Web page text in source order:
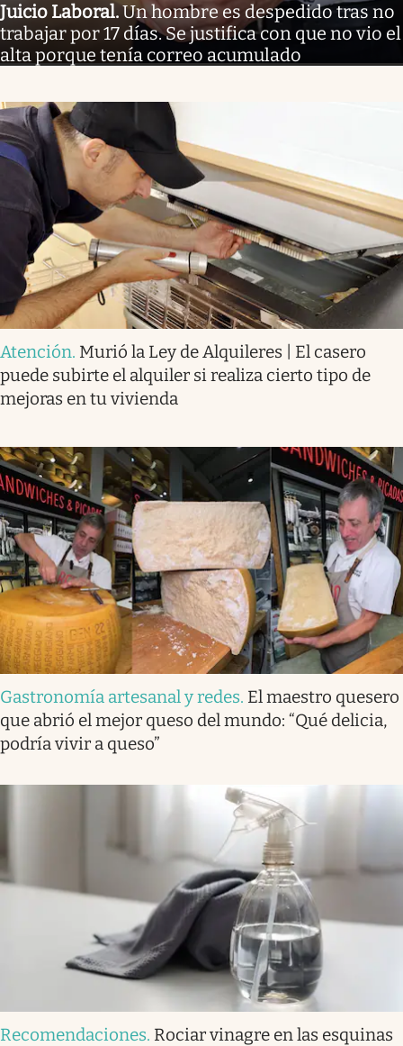
Juicio Laboral.Un hombre es despedido tras no
trabajar por 17 días. Se justifica con que no vio el
alta porque tenía correo acumulado
Atención. Murió la Ley de Alquileres | El casero
puede subirte el alquiler si realiza cierto tipo de
mejoras en tu vivienda
Gastronomía artesanal y redes. El maestro quesero
que abrió el mejor queso del mundo: “Qué delicia,
podría vivir a queso”
Recomendaciones. Rociar vinagre en las esquinas